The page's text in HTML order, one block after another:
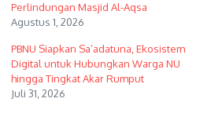
Perlindungan Masjid Al-Aqsa
Agustus 1, 2026
PBNU Siapkan Sa’adatuna, Ekosistem
Digital untuk Hubungkan Warga NU
hingga Tingkat Akar Rumput
Juli 31, 2026